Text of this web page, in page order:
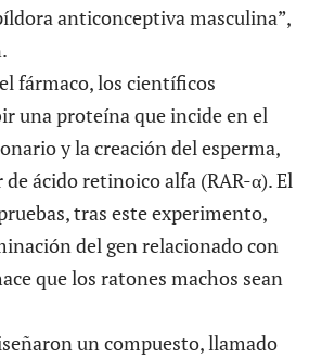
anticonceptiva masculina”,
fármaco, los científicos
una proteína que incide en el
y la creación del esperma,
ácido retinoico alfa (RAR-α). El
tras este experimento,
del gen relacionado con
que los ratones machos sean
un compuesto, llamado